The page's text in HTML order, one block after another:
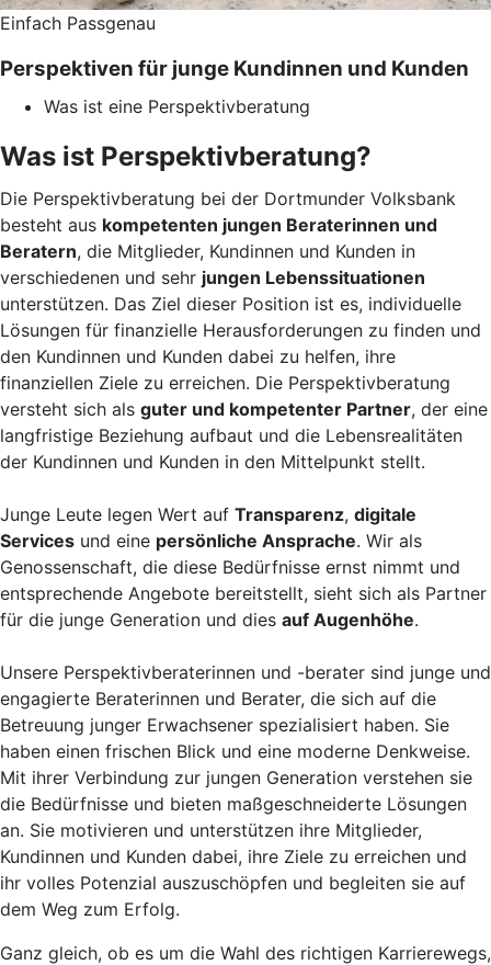
Einfach Passgenau
Perspektiven für junge Kundinnen und Kunden
Was ist eine Perspektivberatung
Was ist Perspektivberatung?
Die Perspektivberatung bei der Dortmunder Volksbank
besteht aus kompetenten jungen Beraterinnen und
Beratern, die Mitglieder, Kundinnen und Kunden in
verschiedenen und sehr jungen Lebenssituationen
unterstützen. Das Ziel dieser Position ist es, individuelle
Lösungen für finanzielle Herausforderungen zu finden und
den Kundinnen und Kunden dabei zu helfen, ihre
finanziellen Ziele zu erreichen. Die Perspektivberatung
versteht sich als guter und kompetenter Partner, der eine
langfristige Beziehung aufbaut und die Lebensrealitäten
der Kundinnen und Kunden in den Mittelpunkt stellt.
Junge Leute legen Wert auf Transparenz, digitale
Services und eine persönliche Ansprache. Wir als
Genossenschaft, die diese Bedürfnisse ernst nimmt und
entsprechende Angebote bereitstellt, sieht sich als Partner
für die junge Generation und dies auf Augenhöhe.
Unsere Perspektivberaterinnen und -berater sind junge und
engagierte Beraterinnen und Berater, die sich auf die
Betreuung junger Erwachsener spezialisiert haben. Sie
haben einen frischen Blick und eine moderne Denkweise.
Mit ihrer Verbindung zur jungen Generation verstehen sie
die Bedürfnisse und bieten maßgeschneiderte Lösungen
an. Sie motivieren und unterstützen ihre Mitglieder,
Kundinnen und Kunden dabei, ihre Ziele zu erreichen und
ihr volles Potenzial auszuschöpfen und begleiten sie auf
dem Weg zum Erfolg.
Ganz gleich, ob es um die Wahl des richtigen Karrierewegs,